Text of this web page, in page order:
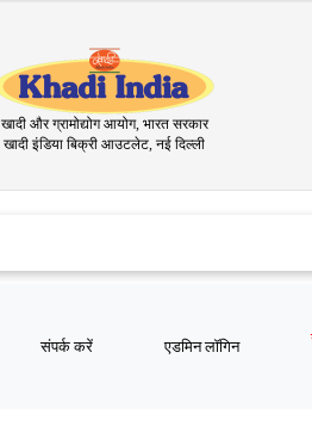
खादी और ग्रामोद्योग आयोग, भारत सरकार
खादी इंडिया बिक्री आउटलेट, नई दिल्ली
संपर्क करें एडमिन लॉगिन